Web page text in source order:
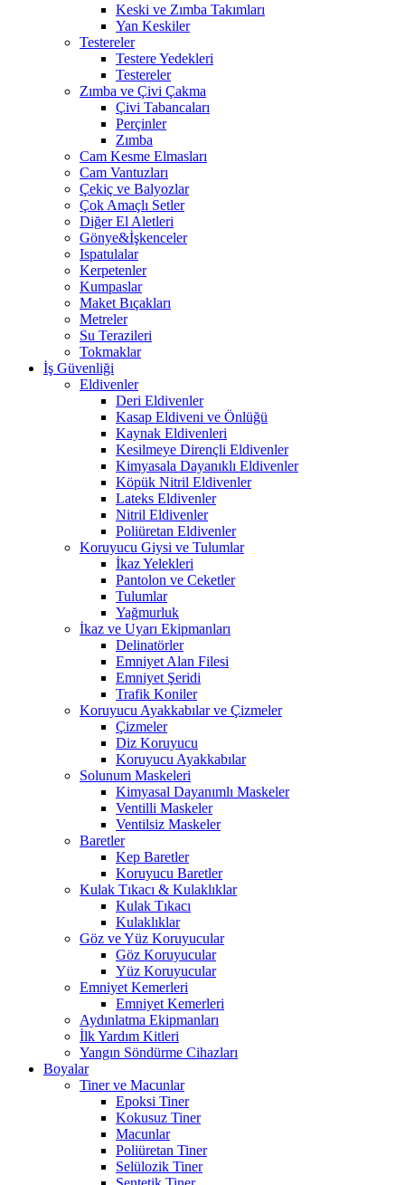
Keski ve Zımba Takımları
Yan Keskiler
Testereler
Testere Yedekleri
Testereler
Zımba ve Çivi Çakma
Çivi Tabancaları
Perçinler
Zımba
Cam Kesme Elmasları
Cam Vantuzları
Çekiç ve Balyozlar
Çok Amaçlı Setler
Diğer El Aletleri
Gönye&İşkenceler
Ispatulalar
Kerpetenler
Kumpaslar
Maket Bıçakları
Metreler
Su Terazileri
Tokmaklar
İş Güvenliği
Eldivenler
Deri Eldivenler
Kasap Eldiveni ve Önlüğü
Kaynak Eldivenleri
Kesilmeye Dirençli Eldivenler
Kimyasala Dayanıklı Eldivenler
Köpük Nitril Eldivenler
Lateks Eldivenler
Nitril Eldivenler
Poliüretan Eldivenler
Koruyucu Giysi ve Tulumlar
İkaz Yelekleri
Pantolon ve Ceketler
Tulumlar
Yağmurluk
İkaz ve Uyarı Ekipmanları
Delinatörler
Emniyet Alan Filesi
Emniyet Şeridi
Trafik Koniler
Koruyucu Ayakkabılar ve Çizmeler
Çizmeler
Diz Koruyucu
Koruyucu Ayakkabılar
Solunum Maskeleri
Kimyasal Dayanımlı Maskeler
Ventilli Maskeler
Ventilsiz Maskeler
Baretler
Kep Baretler
Koruyucu Baretler
Kulak Tıkacı & Kulaklıklar
Kulak Tıkacı
Kulaklıklar
Göz ve Yüz Koruyucular
Göz Koruyucular
Yüz Koruyucular
Emniyet Kemerleri
Emniyet Kemerleri
Aydınlatma Ekipmanları
İlk Yardım Kitleri
Yangın Söndürme Cihazları
Boyalar
Tiner ve Macunlar
Epoksi Tiner
Kokusuz Tiner
Macunlar
Poliüretan Tiner
Selülozik Tiner